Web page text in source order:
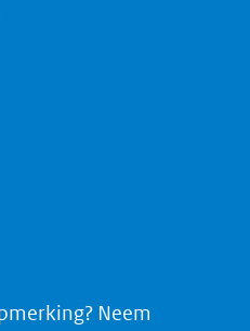
Neem